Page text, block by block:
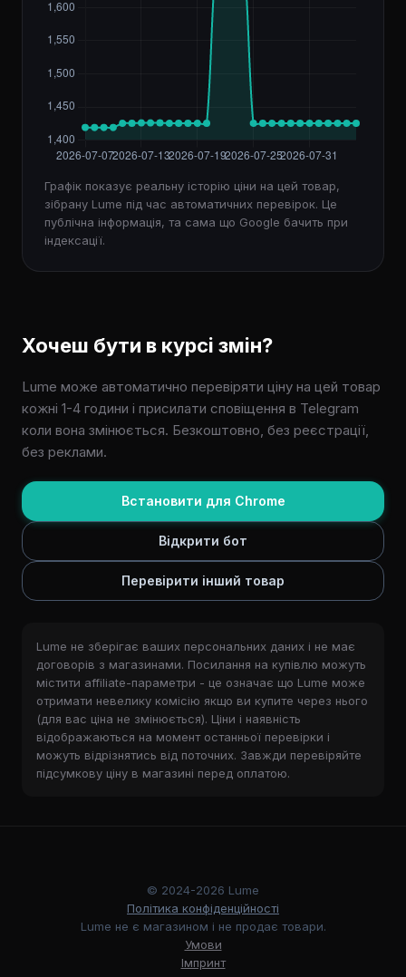
Графік показує реальну історію ціни на цей товар,
зібрану Lume під час автоматичних перевірок. Це
публічна інформація, та сама що Google бачить при
індексації.
Хочеш бути в курсі змін?
Lume може автоматично перевіряти ціну на цей товар
кожні 1-4 години і присилати сповіщення в Telegram
коли вона змінюється. Безкоштовно, без реєстрації,
без реклами.
Встановити для Chrome
Відкрити бот
Перевірити інший товар
Lume не зберігає ваших персональних даних і не має
договорів з магазинами. Посилання на купівлю можуть
містити affiliate-параметри - це означає що Lume може
отримати невелику комісію якщо ви купите через нього
(для вас ціна не змінюється). Ціни і наявність
відображаються на момент останньої перевірки і
можуть відрізнятись від поточних. Завжди перевіряйте
підсумкову ціну в магазині перед оплатою.
© 2024-2026 Lume
Політика конфіденційності
Lume не є магазином і не продає товари.
Умови
Імпринт